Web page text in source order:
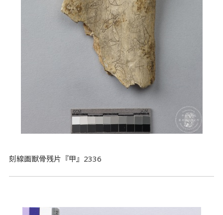
刻線画獣骨残片『甲』2336